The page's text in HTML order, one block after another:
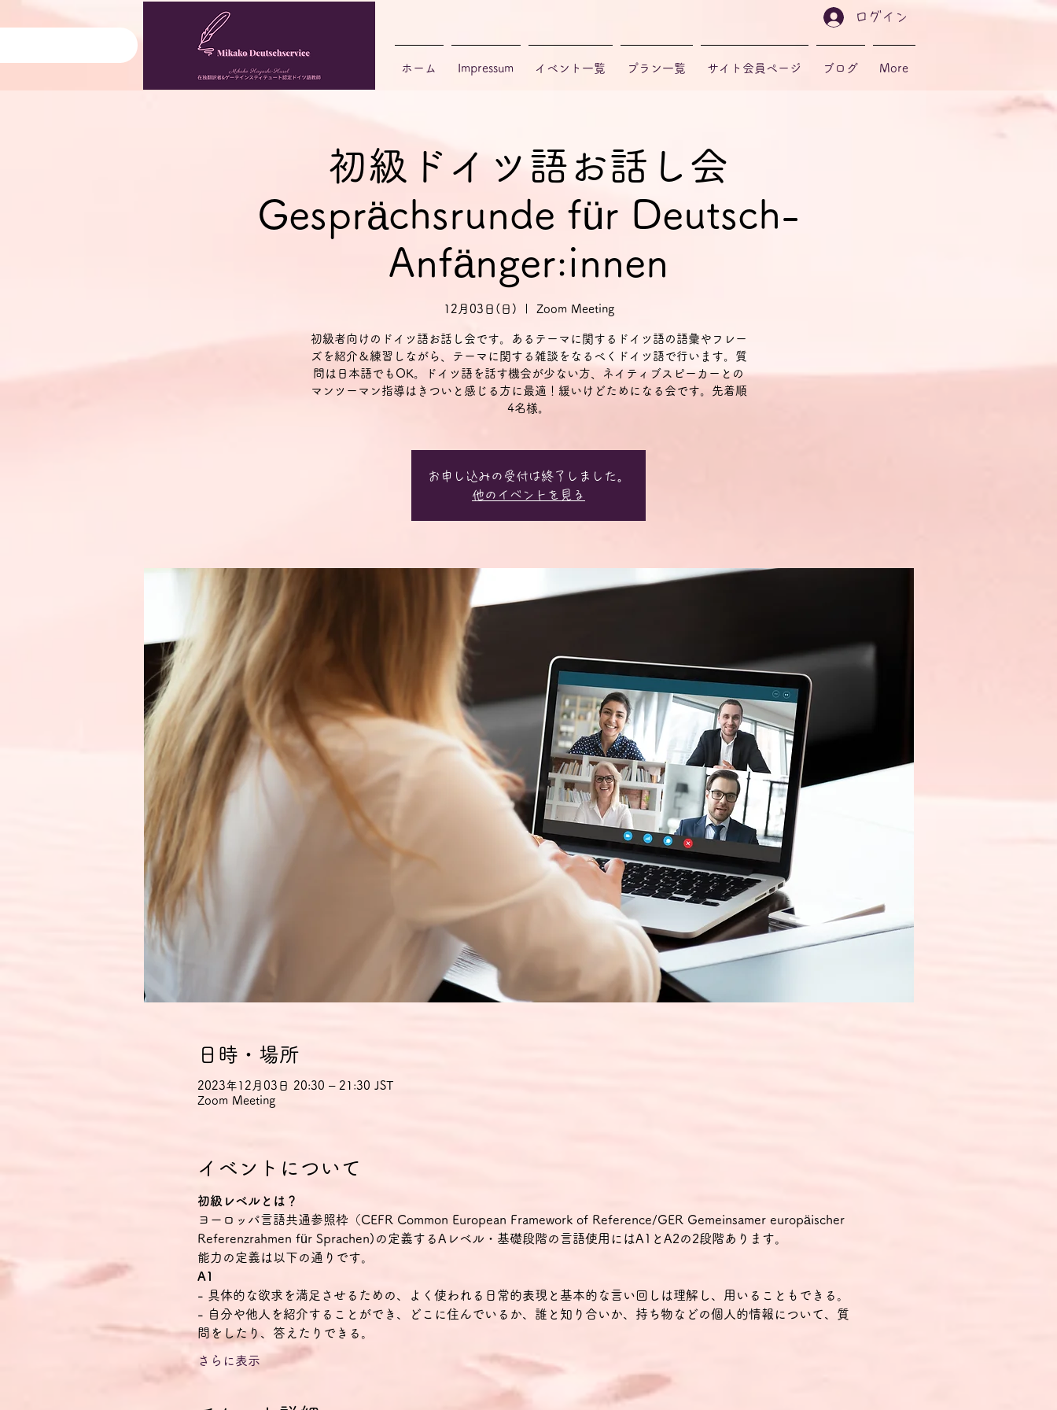
初級ドイツ語お話し会
Gesprächsrunde für Deutsch-
Anfänger:innen
12月03日(日) Zoom Meeting
初級者向けのドイツ語お話し会です。あるテーマに関するドイツ語の語彙やフレー
ズを紹介＆練習しながら、テーマに関する雑談をなるべくドイツ語で行います。質
問は日本語でもOK。ドイツ語を話す機会が少ない方、ネイティブスピーカーとの
マンツーマン指導はきついと感じる方に最適！緩いけどためになる会です。先着順
4名様。
お申し込みの受付は終了しました。
他のイベントを見る
日時・場所
2023年12月03日 20:30 – 21:30 JST
Zoom Meeting
イベントについて
初級レベルとは？
ヨーロッパ言語共通参照枠（CEFR Common European Framework of Reference/GER Gemeinsamer europäischer
Referenzrahmen für Sprachen)の定義するAレベル・基礎段階の言語使用にはA1とA2の2段階あります。
能力の定義は以下の通りです。
A1
- 具体的な欲求を満足させるための、よく使われる日常的表現と基本的な言い回しは理解し、用いることもできる。
- 自分や他人を紹介することができ、どこに住んでいるか、誰と知り合いか、持ち物などの個人的情報について、質
問をしたり、答えたりできる。
さらに表示
ホーム Impressum イベント一覧 プラン一覧 サイト会員ページ ブログ More
ログイン